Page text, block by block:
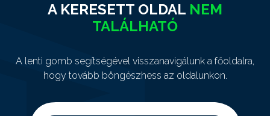
A KERESETT OLDAL NEM
TALÁLHATÓ
A lenti gomb segítségével visszanavigálunk a főoldalra,
hogy tovább böngészhess az oldalunkon.